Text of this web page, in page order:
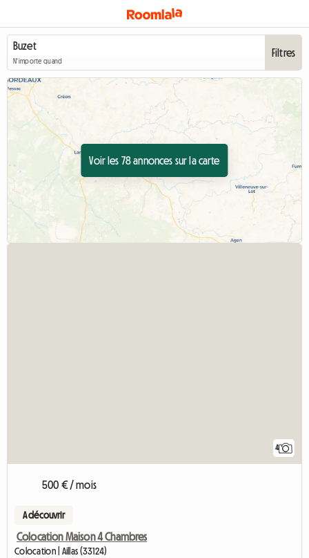
N'importe quand
Filtres
Voir les 78 annonces sur la carte
4
500 € / mois
A découvrir
Colocation Maison 4 Chambres
Colocation | Aillas (33124)